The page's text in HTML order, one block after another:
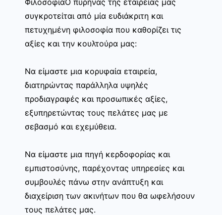
συγκροτείται από μία ευδιάκριτη και
πετυχημένη φιλοσοφία που καθορίζει τις
αξίες και την κουλτούρα μας:
Να είμαστε μια κορυφαία εταιρεία,
διατηρώντας παράλληλα υψηλές
προδιαγραφές και προσωπικές αξίες,
εξυπηρετώντας τους πελάτες μας με
σεβασμό και εχεμύθεια.
Να είμαστε μια πηγή κερδοφορίας και
εμπιστοσύνης, παρέχοντας υπηρεσίες και
συμβουλές πάνω στην ανάπτυξη και
διαχείριση των ακινήτων που θα ωφελήσουν
τους πελάτες μας.